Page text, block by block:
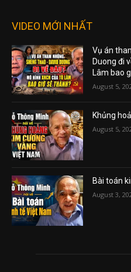
VIDEO MỚI NHẤT
Vụ án
Duong đi
Lâm bao
August 5,
Khủng
August 5,
Bài toán
August 3,